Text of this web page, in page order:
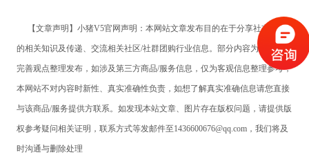
【文章声明】小猪V5官网声明：本网站文章发布目的在于分享社交电商
的相关知识及传递、交流相关社区/社群团购行业信息。部分内容为发稿人为
完善观点整理发布，如涉及第三方商品/服务信息，仅为客观信息整理参考，
本网站不对内容时新性、真实准确性负责，如想了解真实准确信息请您直接
与该商品/服务提供方联系。如发现本站文章、图片存在版权问题，请提供版
权参考疑问相关证明，联系方式等发邮件至1436600676@qq.com，我们将及
时沟通与删除处理